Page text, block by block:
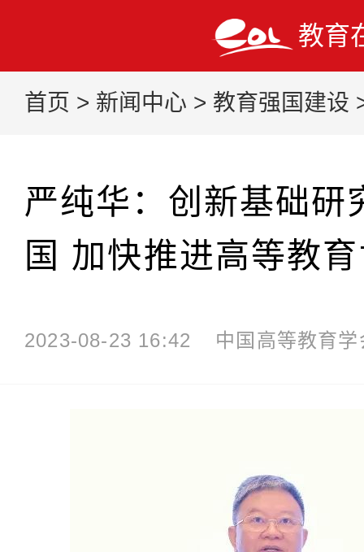
教育
首页 > 新闻中心 > 教育强国建设
严纯华：创新基础研
国 加快推进高等教
2023-08-23 16:42 中国高等教育学